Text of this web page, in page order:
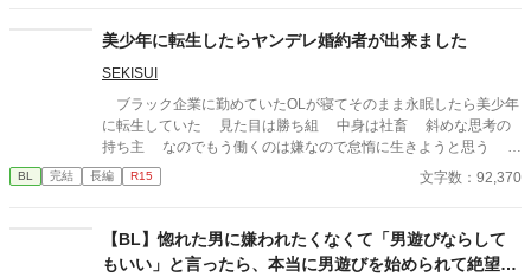
士。 主と臣下。 越えてはならない境界を前にしても、 王子は騎
士の手を取る。 「共に立て」 ※オメガバースではありません ※
ふんわり読んでください ※なんでも許せる方向け ※イラストはC
hatGPTさん
美少年に転生したらヤンデレ婚約者が出来ました
SEKISUI
ブラック企業に勤めていたOLが寝てそのまま永眠したら美少年
に転生していた 見た目は勝ち組 中身は社畜 斜めな思考の
持ち主 なのでもう働くのは嫌なので怠惰に生きようと思う そ
んな主人公はやばい公爵令息に目を付けられて翻弄される
BL 完結 長編 R15 文字数：92,370
【BL】惚れた男に嫌われたくなくて「男遊びならして
もいい」と言ったら、本当に男遊びを始められて絶望し